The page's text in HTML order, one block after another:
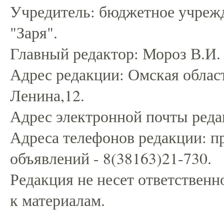
Учредитель: бюджетное
"Заря".
Главный редактор: Мороз В.И.
Адрес редакции: Омская
Ленина,12.
Адрес электронной почты
Адреса телефонов редакции:
объявлений - 8(38163)21-730.
Редакция не несет
к материалам.